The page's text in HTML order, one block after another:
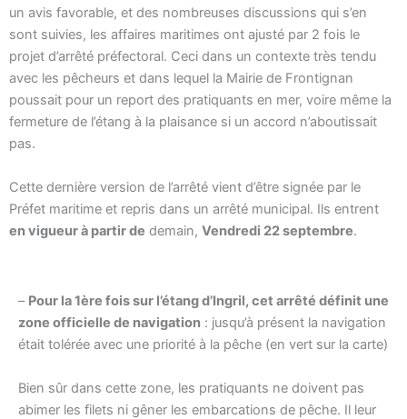
un avis favorable, et des nombreuses discussions qui s’en
sont suivies, les affaires maritimes ont ajusté par 2 fois le
projet d’arrêté préfectoral. Ceci dans un contexte très tendu
avec les pêcheurs et dans lequel la Mairie de Frontignan
poussait pour un report des pratiquants en mer, voire même la
fermeture de l’étang à la plaisance si un accord n’aboutissait
pas.
Cette dernière version de l’arrêté vient d’être signée par le
Préfet maritime et repris dans un arrêté municipal. Ils entrent
en vigueur à partir de demain, Vendredi 22 septembre.
– Pour la 1ère fois sur l’étang d’Ingril, cet arrêté définit une
zone officielle de navigation : jusqu’à présent la navigation
était tolérée avec une priorité à la pêche (en vert sur la carte)
Bien sûr dans cette zone, les pratiquants ne doivent pas
abimer les filets ni gêner les embarcations de pêche. Il leur